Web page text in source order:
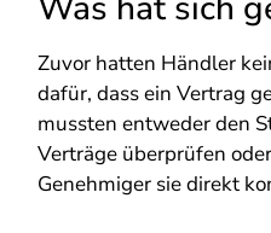
Zuvor hatten Händler
dafür, dass ein Vertrag
mussten entweder den
Verträge überprüfen
Genehmiger sie direkt